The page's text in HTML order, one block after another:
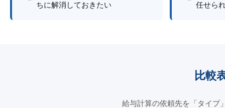
ちに解消しておきたい
任せら
比較
給与計算の依頼先を「タイプ